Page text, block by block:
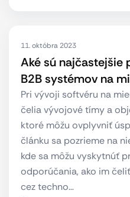
11. októbra 2023
Aké sú najčastejšie
B2B systémov na
Pri vývoji softvéru na
čelia vývojové tímy a
ktoré môžu ovplyvniť
článku sa pozrieme na
kde sa môžu vyskytnúť
odporúčania, ako im
cez techno…